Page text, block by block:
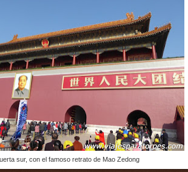
sur, con el famoso retrato de Mao Zedong